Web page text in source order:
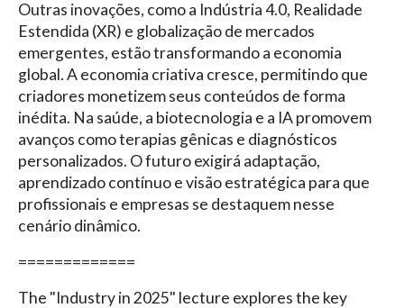
Outras inovações, como a Indústria 4.0, Realidade
Estendida (XR) e globalização de mercados
emergentes, estão transformando a economia
global. A economia criativa cresce, permitindo que
criadores monetizem seus conteúdos de forma
inédita. Na saúde, a biotecnologia e a IA promovem
avanços como terapias gênicas e diagnósticos
personalizados. O futuro exigirá adaptação,
aprendizado contínuo e visão estratégica para que
profissionais e empresas se destaquem nesse
cenário dinâmico.
=============
The "Industry in 2025" lecture explores the key